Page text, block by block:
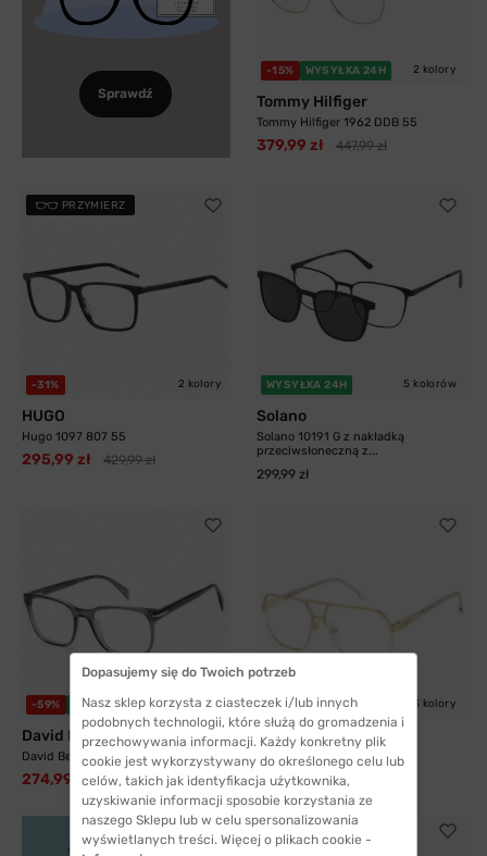
Sprawdź
-15% WYSYŁKA 24H 2 kolory
Tommy Hilfiger
Tommy Hilfiger 1962 DDB 55
379,99 zł 447,99 zł
PRZYMIERZ
-31% 2 kolory
HUGO
Hugo 1097 807 55
295,99 zł 429,99 zł
WYSYŁKA 24H 5 kolorów
Solano
Solano 10191 G z nakładką
przeciwsłoneczną z...
299,99 zł
-59% WYSYŁKA 24H
David Beckham
David Beckham 1083 KB7 52
274,99 zł 676,99 zł
-30% WYSYŁKA 24H 3 kolory
Carrera
Carrera 1135 J5G 60
429,99 zł 609,99 zł
Dopasujemy się do Twoich potrzeb
Nasz sklep korzysta z ciasteczek i/lub innych
podobnych technologii, które służą do gromadzenia i
przechowywania informacji. Każdy konkretny plik
cookie jest wykorzystywany do określonego celu lub
celów, takich jak identyfikacja użytkownika,
uzyskiwanie informacji sposobie korzystania ze
naszego Sklepu lub w celu spersonalizowania
wyświetlanych treści. Więcej o plikach cookie -